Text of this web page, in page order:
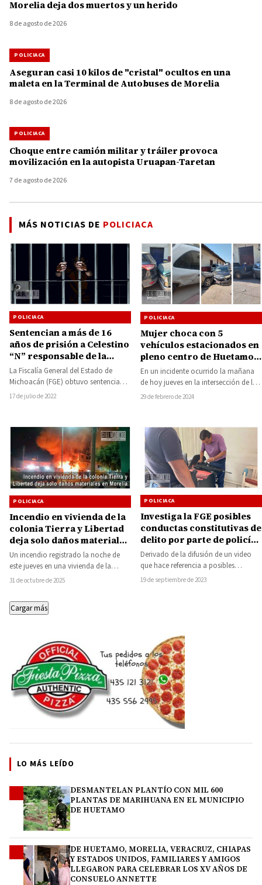
Morelia deja dos muertos y un herido
8 de agosto de 2026
POLICIACA
Aseguran casi 10 kilos de "cristal" ocultos en una
maleta en la Terminal de Autobuses de Morelia
8 de agosto de 2026
POLICIACA
Choque entre camión militar y tráiler provoca
movilización en la autopista Uruapan-Taretan
7 de agosto de 2026
MÁS NOTICIAS DE POLICIACA
POLICIACA
Sentencian a más de 16
años de prisión a Celestino
“N” responsable de la
violación de su sobrina de
7 años, hecho ocurrido en
el municipio de Juárez en
2021
La Fiscalía General del Estado de
Michoacán (FGE) obtuvo sentencia
condenatoria de 16 años y ocho
17 de julio de 2022
POLICIACA
Mujer choca con 5
vehículos estacionados en
pleno centro de Huetamo,
hay dos lesionadas
En un incidente ocurrido la mañana
de hoy jueves en la intersección de la
calle Melchor Ocampo Oriente…
29 de febrero de 2024
POLICIACA
Incendio en vivienda de la
colonia Tierra y Libertad
deja solo daños materiales
en Morelia
Un incendio registrado la noche de
este jueves en una vivienda de la
colonia Tierra y Libertad, al…
31 de octubre de 2025
POLICIACA
Investiga la FGE posibles
conductas constitutivas de
delito por parte de policías
y perito de la Fiscalía
Regional de Zamora
Derivado de la difusión de un video
que hace referencia a posibles
conductas constitutivas de delito
19 de septiembre de 2023
Cargar más
LO MÁS LEÍDO
DESMANTELAN PLANTÍO CON MIL 600
PLANTAS DE MARIHUANA EN EL MUNICIPIO
DE HUETAMO
DE HUETAMO, MORELIA, VERACRUZ, CHIAPAS
Y ESTADOS UNIDOS, FAMILIARES Y AMIGOS
LLEGARON PARA CELEBRAR LOS XV AÑOS DE
CONSUELO ANNETTE